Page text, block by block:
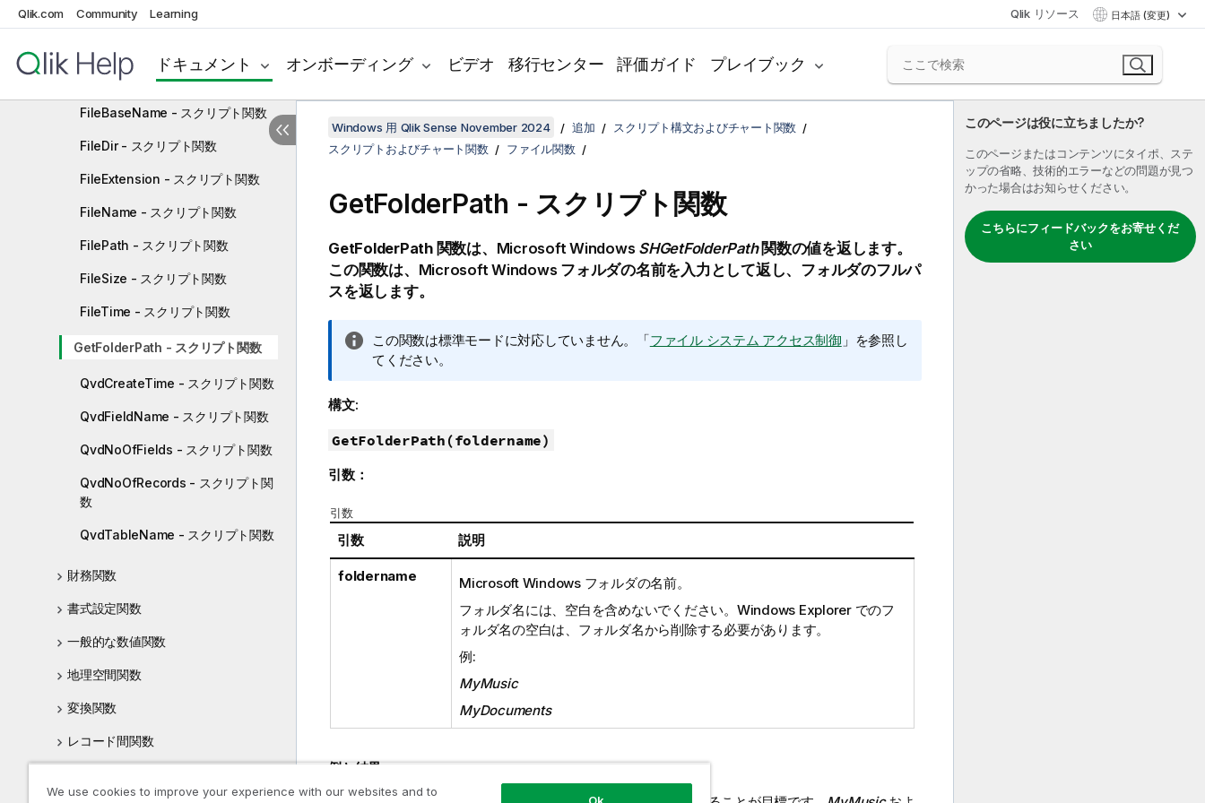
Qlik.com Community Learning Qlik リソース 日本語 (変更)
ドキュメント オンボーディング ビデオ 移行センター 評価ガイド プレイブック
ファイル関数
ConnectString - スクリプト関数
FileBaseName - スクリプト関数
FileDir - スクリプト関数
FileExtension - スクリプト関数
FileName - スクリプト関数
FilePath - スクリプト関数
FileSize - スクリプト関数
FileTime - スクリプト関数
GetFolderPath - スクリプト関数
QvdCreateTime - スクリプト関数
QvdFieldName - スクリプト関数
QvdNoOfFields - スクリプト関数
QvdNoOfRecords - スクリプト関
数
QvdTableName - スクリプト関数
財務関数
書式設定関数
一般的な数値関数
地理空間関数
変換関数
レコード間関数
このページは役に立ちましたか?
このページまたはコンテンツにタイポ、ステ
ップの省略、技術的エラーなどの問題が見つ
かった場合はお知らせください。
こちらにフィードバックをお寄せくだ
さい
Windows 用 Qlik Sense November 2024 追加
スクリプト構文およびチャート関数
スクリプトおよびチャート関数
ファイル関数
GetFolderPath - スクリプト関数
GetFolderPath関数は、 Microsoft Windows SHGetFolderPath関数の値を返します。
この関数は、 Microsoft Windows フォルダの名前を入力として返し、フォルダのフルパ
スを返します。
情
報
この関数は標準モードに対応していません。 「ファイル システム アクセス制御 」を参照し
てください。
構文:
GetFolderPath(foldername)
引数：
引数
引数 説明
foldername Microsoft Windowsフォルダの名前。
フォルダ名には、空白を含めないでください。 Windows Explorerでのフ
ォルダ名の空白は、フォルダ名から削除する必要があります。
例:
MyMusic
MyDocuments
例と結果:
We use cookies to improve your experience with our websites and to